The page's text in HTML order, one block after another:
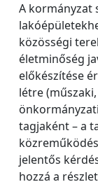
A kormányzat
közösségi
életminőség
előkészítése
létre
tagjaként – a
jelentős
hozzá a